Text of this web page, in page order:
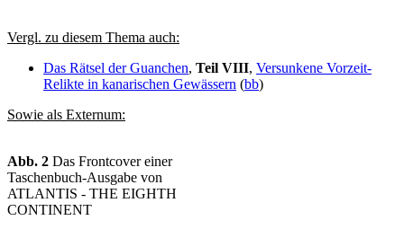
Vergl. zu diesem Thema auch:
Das Rätsel der Guanchen, Teil VIII, Versunkene Vorzeit-
Relikte in kanarischen Gewässern (bb)
Sowie als Externum:
Abb. 2 Das Frontcover einer
Taschenbuch-Ausgabe von
ATLANTIS - THE EIGHTH
CONTINENT